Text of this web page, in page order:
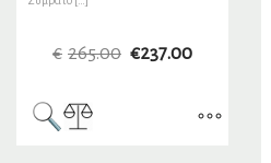
€ 265.00 €237.00